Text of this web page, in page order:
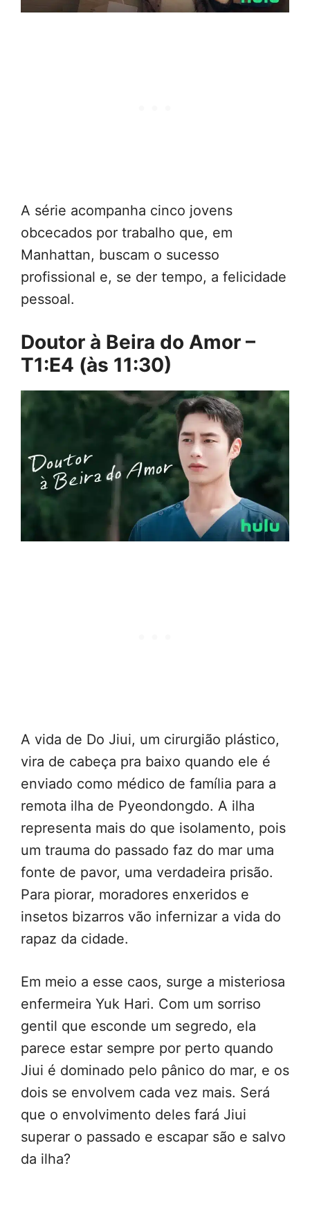
A série acompanha cinco jovens
obcecados por trabalho que, em
Manhattan, buscam o sucesso
profissional e, se der tempo, a felicidade
pessoal.
Doutor à Beira do Amor –
T1:E4 (às 11:30)
A vida de Do Jiui, um cirurgião plástico,
vira de cabeça pra baixo quando ele é
enviado como médico de família para a
remota ilha de Pyeondongdo. A ilha
representa mais do que isolamento, pois
um trauma do passado faz do mar uma
fonte de pavor, uma verdadeira prisão.
Para piorar, moradores enxeridos e
insetos bizarros vão infernizar a vida do
rapaz da cidade.
Em meio a esse caos, surge a misteriosa
enfermeira Yuk Hari. Com um sorriso
gentil que esconde um segredo, ela
parece estar sempre por perto quando
Jiui é dominado pelo pânico do mar, e os
dois se envolvem cada vez mais. Será
que o envolvimento deles fará Jiui
superar o passado e escapar são e salvo
da ilha?